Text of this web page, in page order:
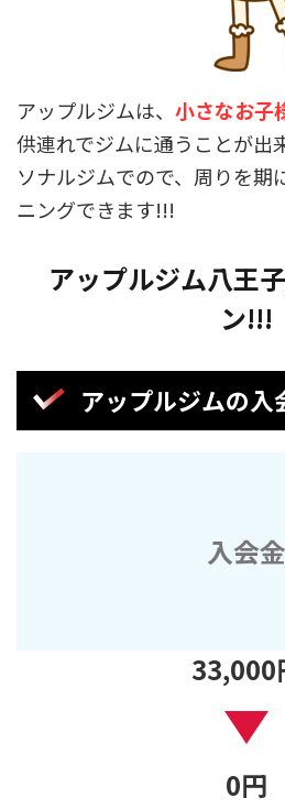
アップルジムは、 小さなお子
供連れでジムに通うことが出
ソナルジムでので、周りを期
ニングできます!!!
アップルジム八王
ン!!!
アップルジムの入
入会金
33,000
0円